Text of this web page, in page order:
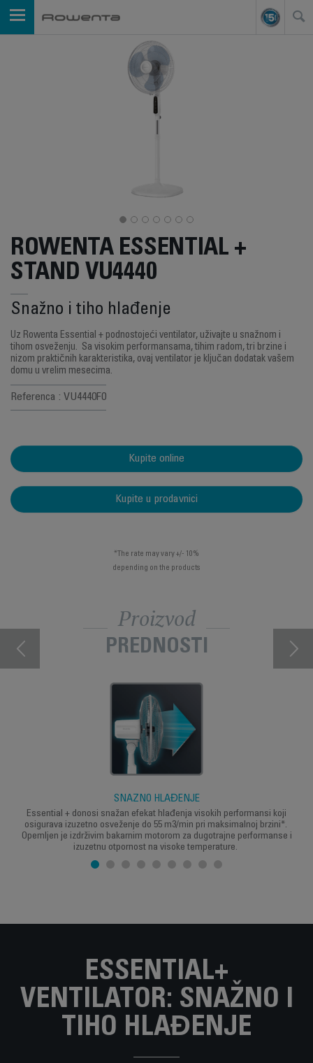
ROWENTA ESSENTIAL +
STAND VU4440
Snažno i tiho hlađenje
Uz Rowenta Essential + podnostojeći ventilator, uživajte u snažnom i
tihom osveženju. Sa visokim performansama, tihim radom, tri brzine i
nizom praktičnih karakteristika, ovaj ventilator je ključan dodatak vašem
domu u vrelim mesecima.
Referenca : VU4440F0
Kupite online
Kupite u prodavnici
*The rate may vary +/- 10%
depending on the products
Proizvod
PREDNOSTI
SNAŽNO HLAĐENJE
Essential + donosi snažan efekat hlađenja visokih performansi koji
osigurava izuzetno osveženje do 55 m3/min pri maksimalnoj brzini*.
Opemljen je izdrživim bakarnim motorom za dugotrajne performanse i
izuzetnu otpornost na visoke temperature.
ESSENTIAL+
VENTILATOR: SNAŽNO I
TIHO HLAĐENJE